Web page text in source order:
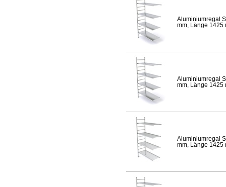
Aluminiumregal
mm, Länge 1425
Aluminiumregal
mm, Länge 1425
Aluminiumregal
mm, Länge 1425